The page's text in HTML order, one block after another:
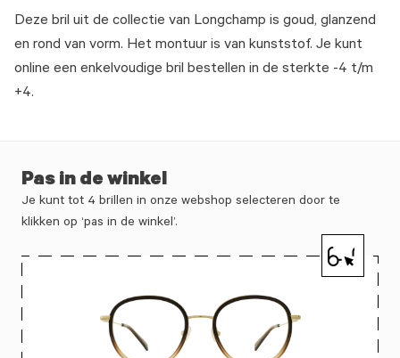
Deze bril uit de collectie van Longchamp is goud, glanzend
en rond van vorm. Het montuur is van kunststof. Je kunt
online een enkelvoudige bril bestellen in de sterkte -4 t/m
+4.
Pas in de winkel
Je kunt tot 4 brillen in onze webshop selecteren door te
klikken op ‘pas in de winkel’.